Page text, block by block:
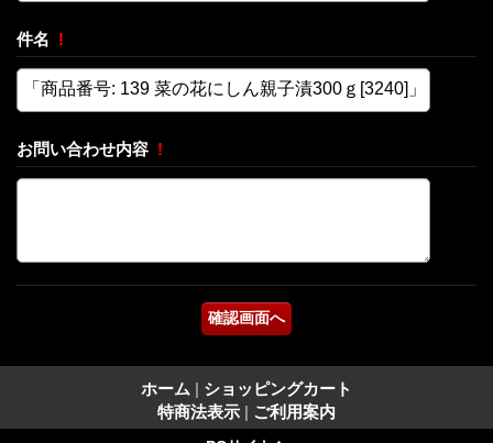
件名 !
お問い合わせ内容 !
ホーム | ショッピングカート
特商法表示 | ご利用案内